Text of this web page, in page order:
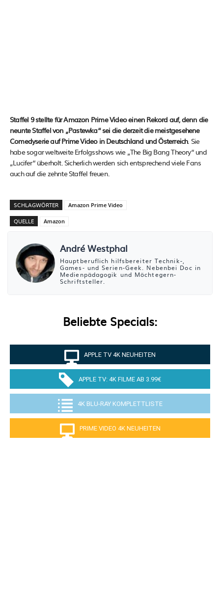
Staffel 9 stellte für Amazon Prime Video einen Rekord auf, denn die
neunte Staffel von „Pastewka“ sei die derzeit die meistgesehene
Comedyserie auf Prime Video in Deutschland und Österreich. Sie
habe sogar weltweite Erfolgsshows wie „The Big Bang Theory“ und
„Lucifer“ überholt. Sicherlich werden sich entsprechend viele Fans
auch auf die zehnte Staffel freuen.
SCHLAGWÖRTER Amazon Prime Video
QUELLE Amazon
André Westphal
Hauptberuflich hilfsbereiter Technik-,
Games- und Serien-Geek. Nebenbei Doc in
Medienpädagogik und Möchtegern-
Schriftsteller.
Beliebte Specials:
APPLE TV 4K NEUHEITEN
APPLE TV: 4K FILME AB 3.99€
4K BLU-RAY KOMPLETTLISTE
PRIME VIDEO 4K NEUHEITEN